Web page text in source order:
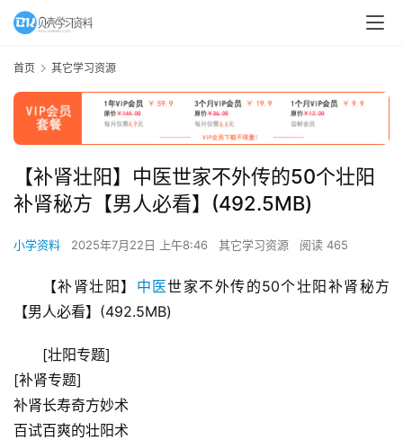
首
页
首页 其它学习资源
【补肾壮阳】中医世家不外传的50个壮阳
补肾秘方【男人必看】(492.5MB)
小学资料 2025年7月22日 上午8:46 其它学习资源 阅读 465
【补肾壮阳】 中医世家不外传的50个壮阳补肾秘方
【男人必看】(492.5MB)
[壮阳专题]
[补肾专题]
补肾长寿奇方妙术
百试百爽的壮阳术